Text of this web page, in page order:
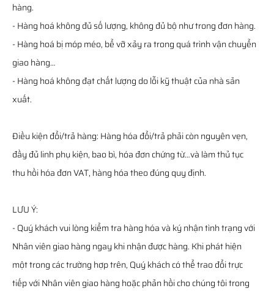
hàng.
- Hàng hoá không đủ số lượng, không đủ bộ như trong đơn hàng.
- Hàng hoá bị móp méo, bể vỡ xảy ra trong quá trình vận chuyển
giao hàng…
- Hàng hoá không đạt chất lượng do lỗi kỹ thuật của nhà sản
xuất.
Điều kiện đổi/trả hàng: Hàng hóa đổi/trả phải còn nguyên vẹn,
đầy đủ linh phụ kiện, bao bì, hóa đơn chứng từ…và làm thủ tục
thu hồi hóa đơn VAT, hàng hóa theo đúng quy định.
LƯU Ý:
- Quý khách vui lòng kiểm tra hàng hóa và ký nhận tình trạng với
Nhân viên giao hàng ngay khi nhận được hàng. Khi phát hiện
một trong các trường hợp trên, Quý khách có thể trao đổi trực
tiếp với Nhân viên giao hàng hoặc phản hồi cho chúng tôi trong